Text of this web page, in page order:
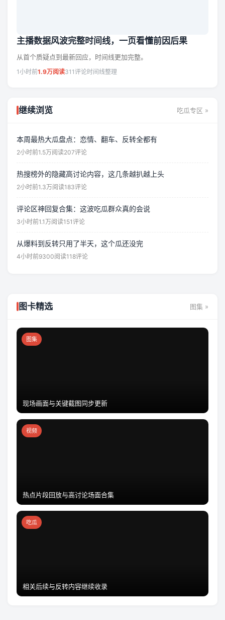
主播数据风波完整时间线，一页看懂前因后果
从首个质疑点到最新回应，时间线更加完整。
1小时前1.9万阅读311评论时间线整理
继续浏览 吃瓜专区 »
本周最热大瓜盘点：恋情、翻车、反转全都有
2小时前1.5万阅读207评论
热搜榜外的隐藏高讨论内容，这几条越扒越上头
2小时前1.3万阅读183评论
评论区神回复合集：这波吃瓜群众真的会说
3小时前1.1万阅读151评论
从爆料到反转只用了半天，这个瓜还没完
4小时前9300阅读118评论
图卡精选 图集 »
图集
现场画面与关键截图同步更新
视频
热点片段回放与高讨论场面合集
吃瓜
相关后续与反转内容继续收录